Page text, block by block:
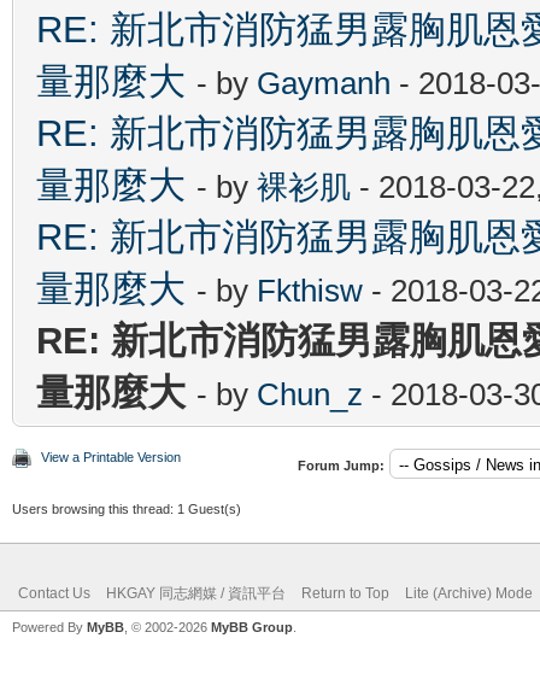
RE: 新北市消防猛男露胸肌
量那麼大 - by Gaymanh - 2018-
RE: 新北市消防猛男露胸肌
量那麼大 - by 裸衫肌 - 2018-03-
RE: 新北市消防猛男露胸肌
量那麼大 - by Fkthisw - 2018-03-
RE: 新北市消防猛男露胸肌
量那麼大 - by Chun_z - 2018-03-
View a Printable Version
Forum Jump:
Users browsing this thread: 1 Guest(s)
Contact Us HKGAY 同志網媒 / 資訊平台 Return to Top Lite (Archive) Mode
Powered By MyBB , © 2002-2026 MyBB Group